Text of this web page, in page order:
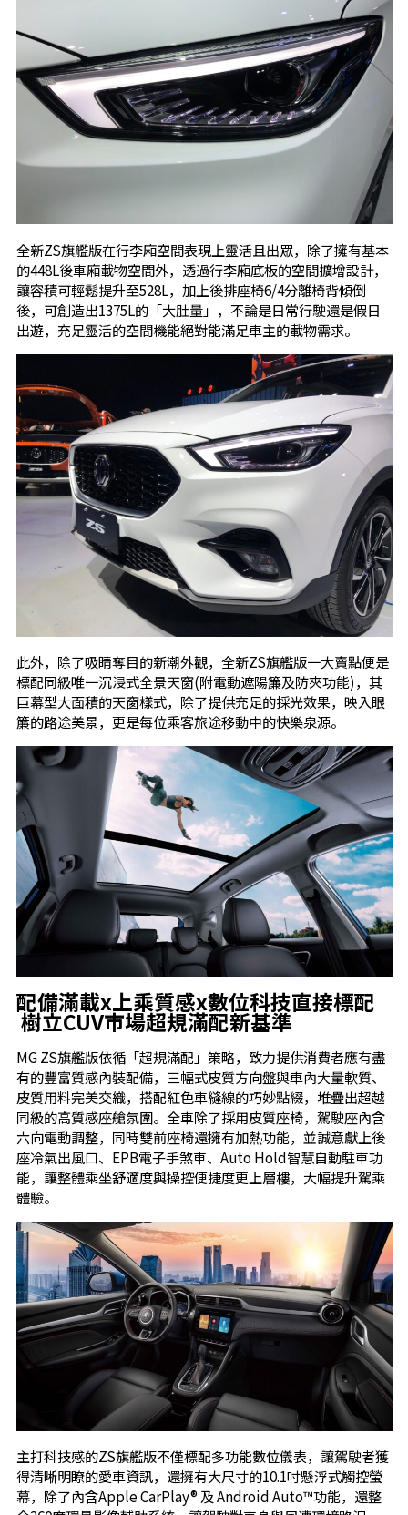
全新ZS旗艦版在行李廂空間表現上靈活且出眾，除了擁有基本
的448L後車廂載物空間外，透過行李廂底板的空間擴增設計，
讓容積可輕鬆提升至528L，加上後排座椅6/4分離椅背傾倒
後，可創造出1375L的「大肚量」，不論是日常行駛還是假日
出遊，充足靈活的空間機能絕對能滿足車主的載物需求。
此外，除了吸睛奪目的新潮外觀，全新ZS旗艦版一大賣點便是
標配同級唯一沉浸式全景天窗(附電動遮陽簾及防夾功能)，其
巨幕型大面積的天窗樣式，除了提供充足的採光效果，映入眼
簾的路途美景，更是每位乘客旅途移動中的快樂泉源。
配備滿載x上乘質感x數位科技直接標配
樹立CUV市場超規滿配新基準
MG ZS旗艦版依循「超規滿配」策略，致力提供消費者應有盡
有的豐富質感內裝配備，三幅式皮質方向盤與車內大量軟質、
皮質用料完美交織，搭配紅色車縫線的巧妙點綴，堆疊出超越
同級的高質感座艙氛圍。全車除了採用皮質座椅，駕駛座內含
六向電動調整，同時雙前座椅還擁有加熱功能，並誠意獻上後
座冷氣出風口、EPB電子手煞車、Auto Hold智慧自動駐車功
能，讓整體乘坐舒適度與操控便捷度更上層樓，大幅提升駕乘
體驗。
主打科技感的ZS旗艦版不僅標配多功能數位儀表，讓駕駛者獲
得清晰明瞭的愛車資訊，還擁有大尺寸的10.1吋懸浮式觸控螢
幕，除了內含Apple CarPlay® 及 Android Auto™功能，還整